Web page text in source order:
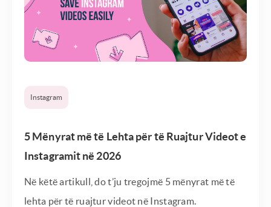
Instagram
5 Mënyrat më të Lehta për të Ruajtur Videot e
Instagramit në 2026
Në këtë artikull, do t’ju tregojmë 5 mënyrat më të
lehta për të ruajtur videot në Instagram.